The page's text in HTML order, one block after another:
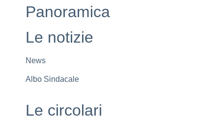
Panoramica
Le notizie
News
Albo Sindacale
Le circolari